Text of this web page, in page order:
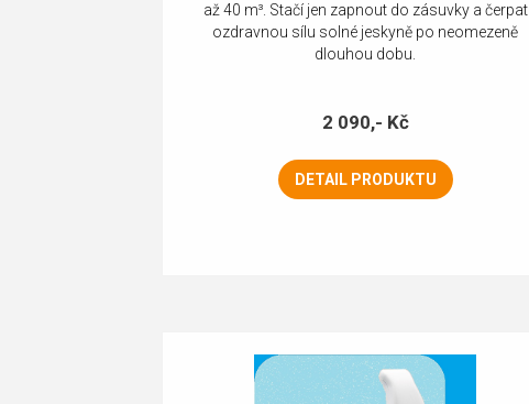
až 40 m³. Stačí jen zapnout do zásuvky a čerpat
ozdravnou sílu solné jeskyně po neomezeně
dlouhou dobu.
2 090,- Kč
DETAIL PRODUKTU